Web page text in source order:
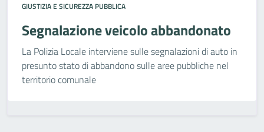
GIUSTIZIA E SICUREZZA PUBBLICA
Segnalazione veicolo abbandonato
La Polizia Locale interviene sulle segnalazioni di auto in
presunto stato di abbandono sulle aree pubbliche nel
territorio comunale